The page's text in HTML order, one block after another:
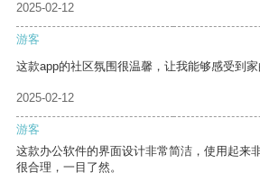
2025-02-12
游客
这款app的社区氛围很温馨，让我能够感受到家
2025-02-12
游客
这款办公软件的界面设计非常简洁，使用起来
很合理，一目了然。